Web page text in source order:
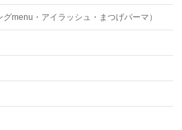
menu・アイラッシュ・まつげパーマ）